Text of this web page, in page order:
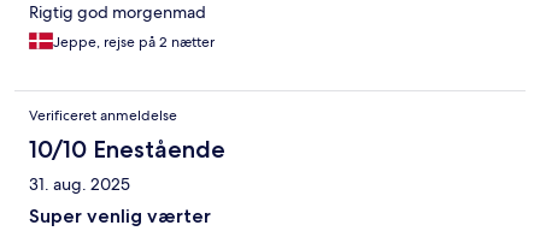
Rigtig god morgenmad
Jeppe, rejse på 2 nætter
Verificeret anmeldelse
10/10 Enestående
31. aug. 2025
Super venlig værter